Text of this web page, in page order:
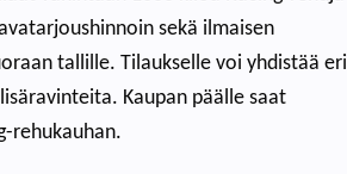
sekä ilmaisen
tallille. Tilaukselle voi yhdistää eri
Kaupan päälle saat
rehukauhan.